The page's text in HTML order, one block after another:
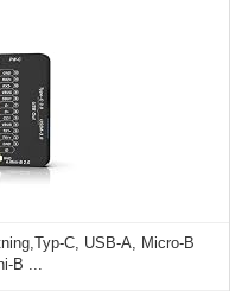
C, USB-A, Micro-B
B ...